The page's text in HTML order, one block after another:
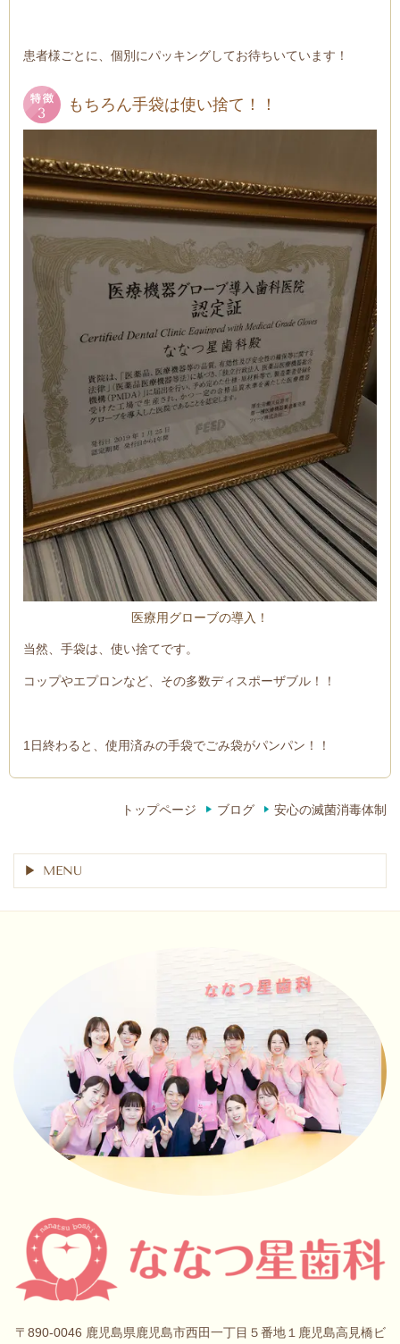
患者様ごとに、個別にパッキングしてお待ちいています！
もちろん手袋は使い捨て！！
医療用グローブの導入！
当然、手袋は、使い捨てです。
コップやエプロンなど、その多数ディスポーザブル！！
1日終わると、使用済みの手袋でごみ袋がパンパン！！
トップページ ブログ 安心の滅菌消毒体制
MENU
〒890-0046 鹿児島県鹿児島市西田一丁目５番地１鹿児島高見橋ビ